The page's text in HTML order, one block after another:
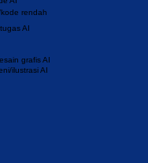
AI
rendah
grafis AI
ilustrasi AI